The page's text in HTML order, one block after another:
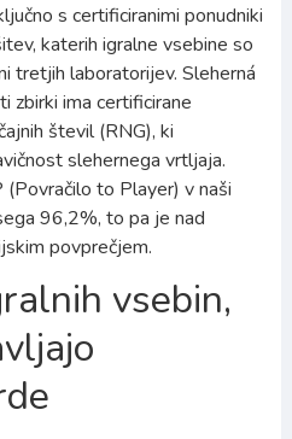
s certificiranimi ponudniki
katerih igralne vsebine so
tretjih laboratorijev. Sleherná
zbirki ima certificirane
števil (RNG), ki
slehernega vrtljaja.
(Povračilo to Player) v naši
96,2%, to pa je nad
povprečjem.
vsebin,